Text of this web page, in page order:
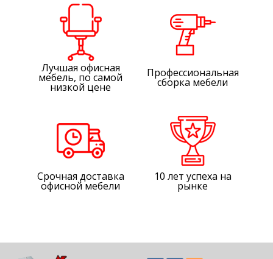
Лучшая офисная
мебель, по самой
низкой цене
Профессиональная
сборка мебели
Срочная доставка
офисной мебели
10 лет успеха на
рынке